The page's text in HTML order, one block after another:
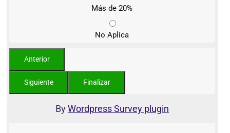
Más de 20%
No Aplica
ByWordpress Survey plugin